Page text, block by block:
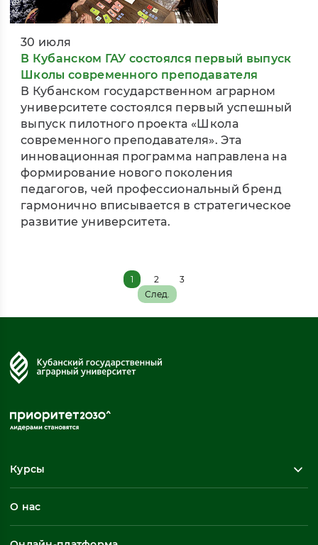
30 июля
В Кубанском ГАУ состоялся первый выпуск
Школы современного преподавателя
В Кубанском государственном аграрном
университете состоялся первый успешный
выпуск пилотного проекта «Школа
современного преподавателя». Эта
инновационная программа направлена на
формирование нового поколения
педагогов, чей профессиональный бренд
гармонично вписывается в стратегическое
развитие университета.
1 2
3
След.
Курсы
Повышение квалификации
Профессиональная переподготовка
О нас